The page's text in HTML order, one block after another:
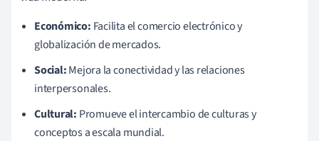
Económico: Facilita el comercio electrónico y
globalización de mercados.
Social:Mejora la conectividad y las relaciones
interpersonales.
Cultural: Promueve el intercambio de culturas y
conceptos a escala mundial.